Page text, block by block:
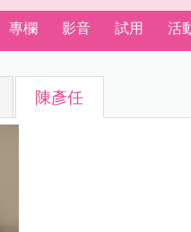
專欄 影音 試用 活
陳彥任